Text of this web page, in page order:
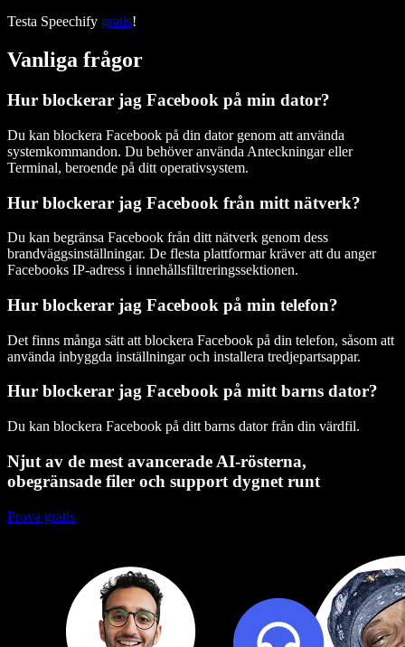
Testa Speechify gratis!
Vanliga frågor
Hur blockerar jag Facebook på min dator?
Du kan blockera Facebook på din dator genom att använda
systemkommandon. Du behöver använda Anteckningar eller
Terminal, beroende på ditt operativsystem.
Hur blockerar jag Facebook från mitt nätverk?
Du kan begränsa Facebook från ditt nätverk genom dess
brandväggsinställningar. De flesta plattformar kräver att du anger
Facebooks IP-adress i innehållsfiltreringssektionen.
Hur blockerar jag Facebook på min telefon?
Det finns många sätt att blockera Facebook på din telefon, såsom att
använda inbyggda inställningar och installera tredjepartsappar.
Hur blockerar jag Facebook på mitt barns dator?
Du kan blockera Facebook på ditt barns dator från din värdfil.
Njut av de mest avancerade AI-rösterna,
obegränsade filer och support dygnet runt
Prova gratis